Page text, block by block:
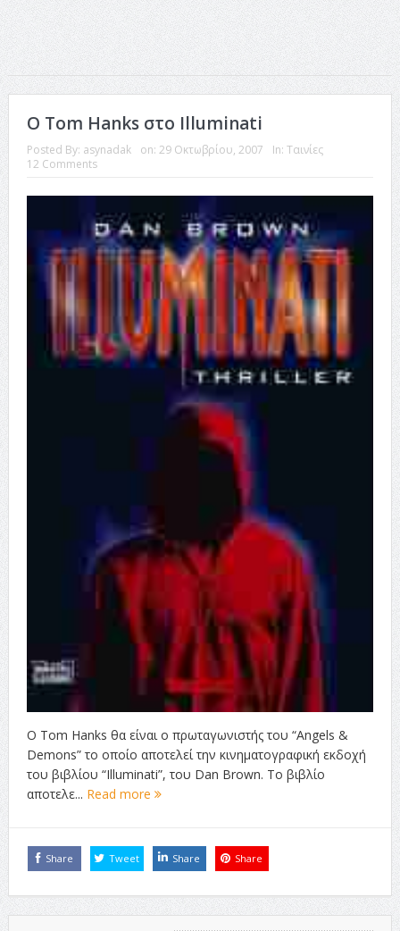
Ο Tom Hanks στο Illuminati
Posted By: asynadak on: 29 Οκτωβρίου, 2007 In: Ταινίες
12 Comments
Ο Tom Hanks θα είναι ο πρωταγωνιστής του “Angels &
Demons” το οποίο αποτελεί την κινηματογραφική εκδοχή
του βιβλίου “Illuminati”, του Dan Brown. Το βιβλίο
αποτελε... Read more
Share Tweet Share Share